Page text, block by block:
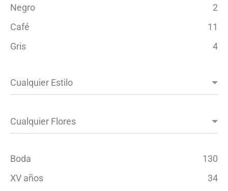
Negro
2
Café
11
Gris
4
Boda
130
XV años
34